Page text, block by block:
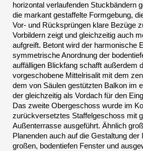
horizontal verlaufenden Stuckbändern
die markant gestaffelte Formgebung,
Vor- und Rücksprüngen klare Bezüge
Vorbildern zeigt und gleichzeitig auch
aufgreift. Betont wird der harmonische
symmetrische Anordnung der
auffälligen Blickfang schafft außerdem
vorgeschobene Mittelrisalit mit dem
dem von Säulen gestützten Balkon im
der gleichzeitig als Vordach für den
Das zweite Obergeschoss wurde im
zurückversetztes Staffelgeschoss mit
Außenterrasse ausgeführt. Ähnlich
Planenden auch auf die Gestaltung der
großen, bodentiefen Fenster und